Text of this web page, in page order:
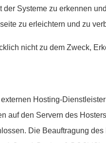
Systeme zu erkennen
zu erleichtern und zu
nicht zu dem Zweck,
Hosting-
auf den Servern des
Die Beauftragung